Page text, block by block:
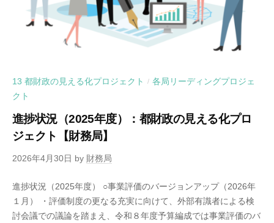
13 都財政の見える化プロジェクト / 各局リーディングプロジェ
クト
進捗状況（2025年度）：都財政の見える化プロ
ジェクト【財務局】
2026年4月30日 by 財務局
進捗状況（2025年度） ○事業評価のバージョンアップ（2026年
１月） ・評価制度の更なる充実に向けて、外部有識者による検
討会議での議論を踏まえ、令和８年度予算編成では事業評価のバ